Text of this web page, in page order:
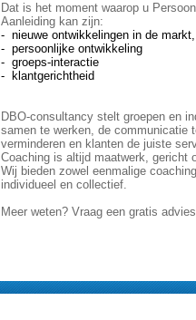
Dat is het moment waarop u
Aanleiding kan zijn:
- nieuwe ontwikkelingen in de
- persoonlijke ontwikkeling
- groeps-interactie
- klantgerichtheid
DBO-consultancy stelt groepen en
samen te werken, de communicatie
verminderen en klanten de juiste
Coaching is altijd maatwerk, gericht
Wij bieden zowel eenmalige
individueel en collectief.
Meer weten? Vraag een gratis